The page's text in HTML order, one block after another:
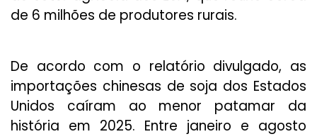
de 6 milhões de produtores rurais.
De acordo com o relatório divulgado, as
importações chinesas de soja dos Estados
Unidos caíram ao menor patamar da
história em 2025. Entre janeiro e agosto